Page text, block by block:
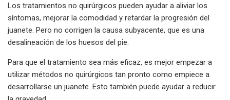
Los tratamientos no quirúrgicos pueden ayudar a aliviar los
síntomas, mejorar la comodidad y retardar la progresión del
juanete. Pero no corrigen la causa subyacente, que es una
desalineación de los huesos del pie.
Para que el tratamiento sea más eficaz, es mejor empezar a
utilizar métodos no quirúrgicos tan pronto como empiece a
desarrollarse un juanete. Esto también puede ayudar a reducir